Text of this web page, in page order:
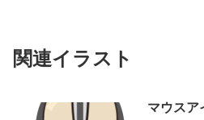
関連イラスト
マウスア